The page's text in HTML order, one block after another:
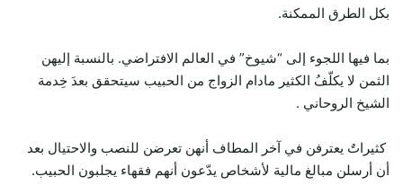
بكل الطرق الممكنة.
بما فيها اللجوء إلى “شيوخ” في العالم الافتراضي. بالنسبة إليهن
الثمن لا يكلّفُ الكثير مادام الزواج من الحبيب سيتحقق بعدَ خِدمة
الشيخ الروحاني .
كثيراتٌ يعترفن في آخر المطاف أنهن تعرضن للنصب والاحتيال بعد
أن أرسلن مبالغ مالية لأشخاص يدّعون أنهم فقهاء يجلبون الحبيب.